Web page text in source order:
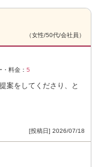
（女性/50代/会社員）
・料金： 5
案をしてくださり、と
[投稿日] 2026/07/18